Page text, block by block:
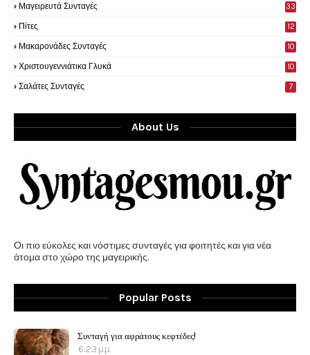
Μαγειρευτά Συνταγές 33
Πίτες 12
Μακαρονάδες Συνταγές 10
Χριστουγεννιάτικα Γλυκά 10
Σαλάτες Συνταγές 7
About Us
Οι πιο εύκολες και νόστιμες συνταγές για φοιτητές και για νέα
άτομα στο χώρο της μαγειρικής.
Popular Posts
Συνταγή για αφράτους κεφτέδες!
6:23 μ.μ.